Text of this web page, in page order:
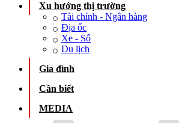
Xu hướng thị trường
Tài chính - Ngân hàng
Địa ốc
Xe - Số
Du lịch
Gia đình
Cần biết
MEDIA